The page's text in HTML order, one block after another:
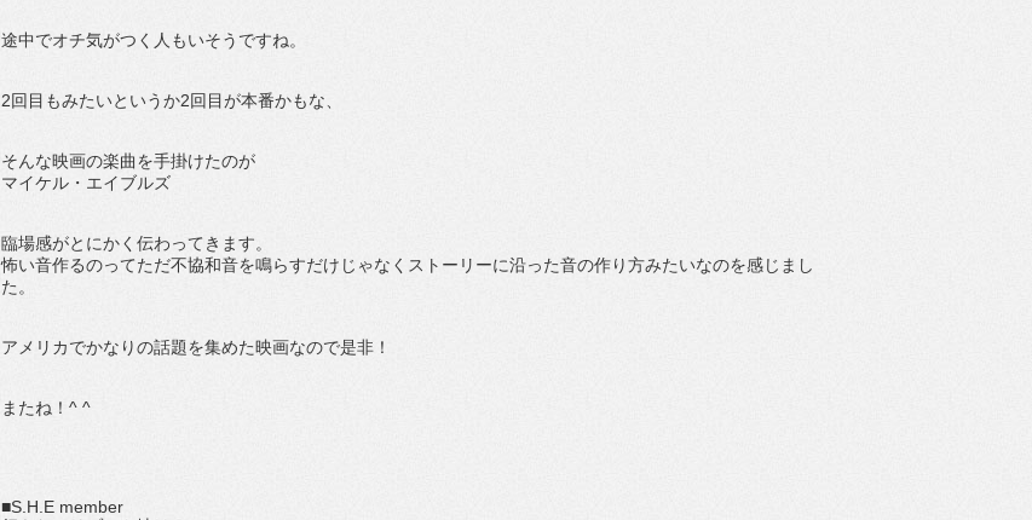
途中でオチ気がつく人もいそうですね。
2回目もみたいというか2回目が本番かもな、
そんな映画の楽曲を手掛けたのが
マイケル・エイブルズ
臨場感がとにかく伝わってきます。
怖い音作るのってただ不協和音を鳴らすだけじゃなくストーリーに沿った音の作り方みたいなのを感じまし
た。
アメリカでかなりの話題を集めた映画なので是非！
またね！^ ^
■S.H.E member